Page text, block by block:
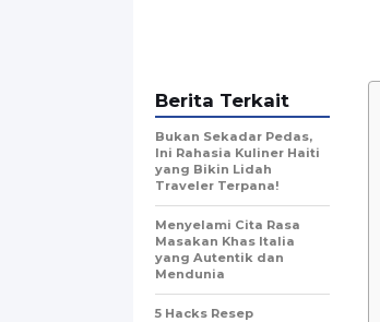
Berita Terkait
Bukan Sekadar Pedas,
Ini Rahasia Kuliner Haiti
yang Bikin Lidah
Traveler Terpana!
Menyelami Cita Rasa
Masakan Khas Italia
yang Autentik dan
Mendunia
5 Hacks Resep